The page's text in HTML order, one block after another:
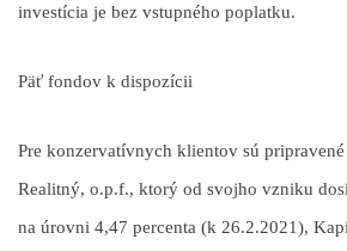
investícia je bez vstupného poplatku.
Päť fondov k dispozícii
Pre konzervatívnych klientov sú
Realitný, o.p.f., ktorý od svojho vzniku
na úrovni 4,47 percenta (k 26.2.2021),